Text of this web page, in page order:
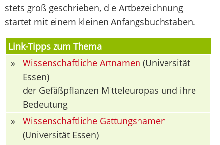
stets groß geschrieben, die Artbezeichnung
startet mit einem kleinen Anfangsbuchstaben.
Link-Tipps zum Thema
»
Wissenschaftliche Artnamen (Universität
Essen)
der Gefäßpflanzen Mitteleuropas und ihre
Bedeutung
»
Wissenschaftliche Gattungsnamen
(Universität Essen)